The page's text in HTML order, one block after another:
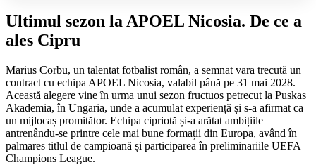
Ultimul sezon la APOEL Nicosia. De ce a
ales Cipru
Marius Corbu, un talentat fotbalist român, a semnat vara trecută un
contract cu echipa APOEL Nicosia, valabil până pe 31 mai 2028.
Această alegere vine în urma unui sezon fructuos petrecut la Puskas
Akademia, în Ungaria, unde a acumulat experiență și s-a afirmat ca
un mijlocaș promitător. Echipa cipriotă și-a arătat ambițiile
antrenându-se printre cele mai bune formații din Europa, având în
palmares titlul de campioană și participarea în preliminariile UEFA
Champions League.